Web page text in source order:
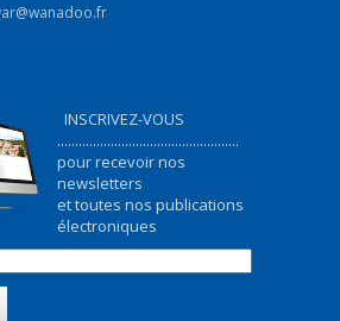
INSCRIVEZ-VOUS
...................................................
pour recevoir nos
newsletters
et toutes nos publications
électroniques